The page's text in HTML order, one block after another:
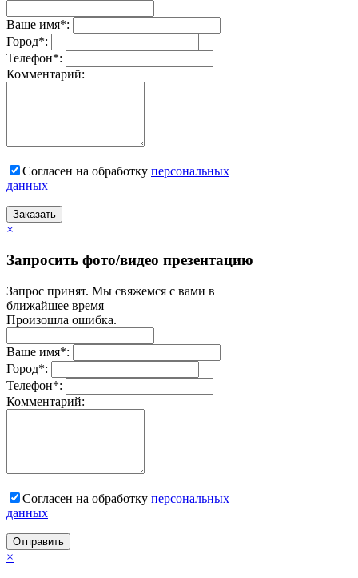
Ваше имя*:
Город*:
Телефон*:
Комментарий:
Согласен на обработку персональныx
данных
Заказать
×
Запросить фото/видео презентацию
Запрос принят. Мы свяжемся с вами в
ближайшее время
Произошла ошибка.
Ваше имя*:
Город*:
Телефон*:
Комментарий:
Согласен на обработку персональныx
данных
Отправить
×